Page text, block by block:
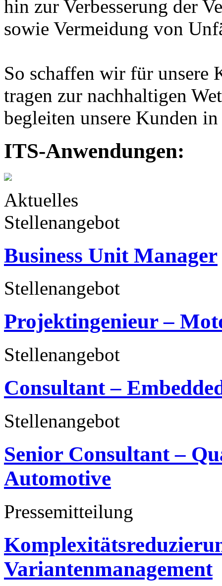
hin zur Verbesserung der
sowie Vermeidung von
So schaffen wir für unsere
tragen zur nachhaltigen
begleiten unsere Kunden
ITS-Anwendungen:
Aktuelles
Stellenangebot
Business Unit Manager
Stellenangebot
Projektingenieur –
Stellenangebot
Consultant –
Stellenangebot
Senior Consultant –
Automotive
Pressemitteilung
Variantenmanagement